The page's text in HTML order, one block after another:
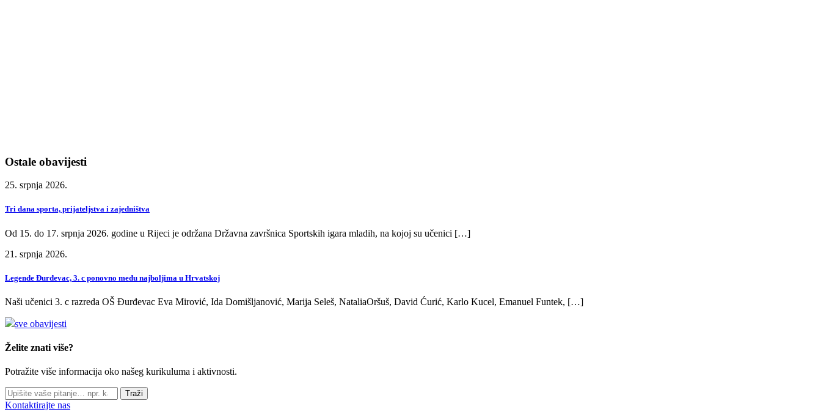
Ostale obavijesti
25. srpnja 2026.
Tri dana sporta, prijateljstva i zajedništva
Od 15. do 17. srpnja 2026. godine u Rijeci je održana Državna završnica Sportskih igara mladih, na kojoj su učenici […]
21. srpnja 2026.
Legende Đurđevac, 3. c ponovno među najboljima u Hrvatskoj
Naši učenici 3. c razreda OŠ Đurđevac Eva Mirović, Ida Domišljanović, Marija Seleš, NataliaOršuš, David Ćurić, Karlo Kucel, Emanuel Funtek, […]
sve obavijesti
Želite znati više?
Potražite više informacija oko našeg kurikuluma i aktivnosti.
Traži
Kontaktirajte nas